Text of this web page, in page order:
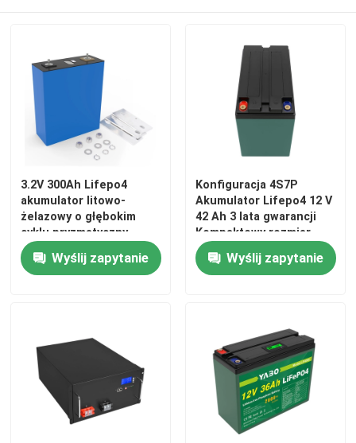
Do domu
Produkty
3.2V 300Ah Lifepo4
akumulator litowo-
żelazowy o głębokim
cyklu pryzmatyczny
Wyślij zapytanie
Konfiguracja 4S7P
Akumulator Lifepo4 12 V
42 Ah 3 lata gwarancji
Kompaktowy rozmiar
Wyślij zapytanie